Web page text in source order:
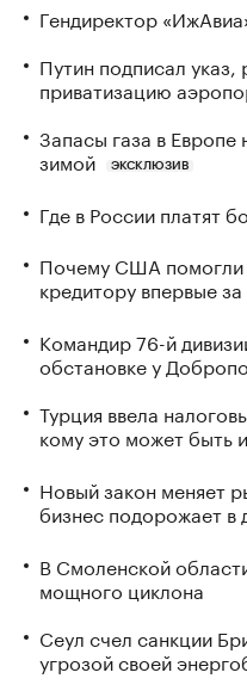
Гендиректор
Путин подписал
приватизацию
Запасы газа в
зимой
ЭКСКЛЮЗИВ
Где в России платят
Почему США помогли
кредитору впервые
Командир 76-й
обстановке у
Турция ввела
кому это может быть
Новый закон меняет
бизнес подорожает в
В Смоленской
мощного циклона
Сеул счел санкции
угрозой своей